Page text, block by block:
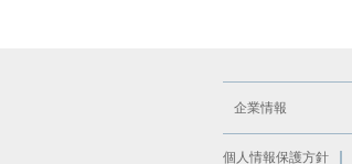
企業情報
個人情報保護方針